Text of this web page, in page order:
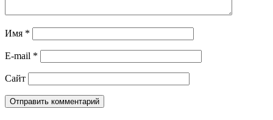
Имя *
E-mail *
Сайт